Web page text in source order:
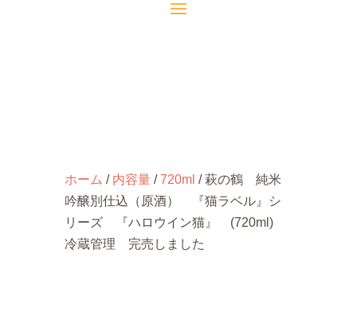
ホーム / 内容量/720ml / 萩の鶴 純米
吟醸別仕込（原酒） 『猫ラベル』シ
リーズ 『ハロウイン猫』 (720ml)
冷蔵管理 完売しました